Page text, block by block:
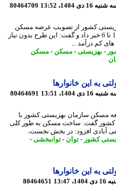
80464709
کشور از تصویب عرضه مسکن
استیجاری برای زوج های جوان دهک های 1 تا 6 خبر داد و گفت: این طرح بدون نیاز
درآمد ...
بهزیستی-مسکن-مسکن
این خانوارها
80464691
سازمان بهزیستی کشور با
گفت: ساخت مسکن به طور کلی
افزود: در بخش نخست،
کشور-توان- توانبخشی-
این خانوارها
80464651